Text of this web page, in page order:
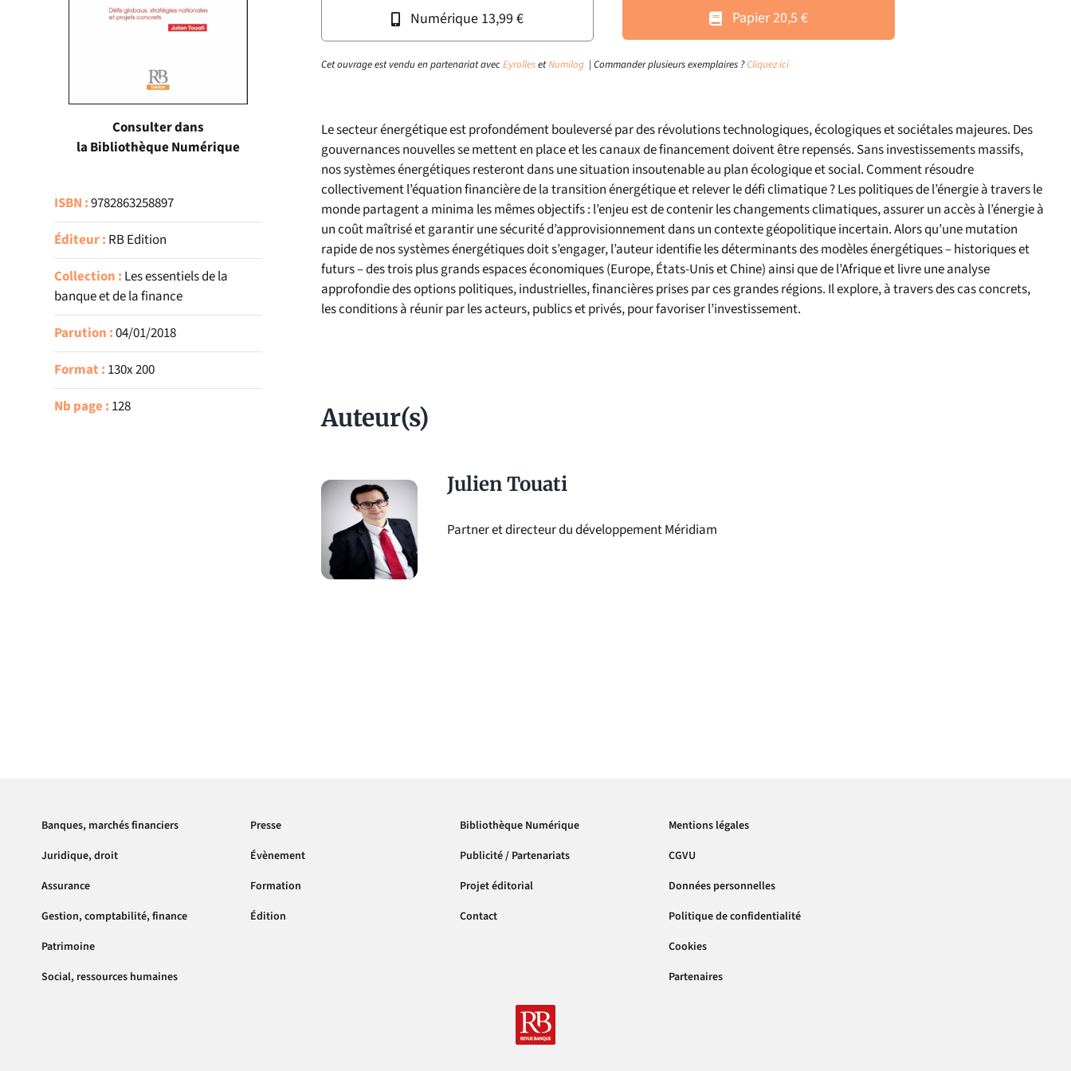
Numérique 13,99 € Papier 20,5 €
Cet ouvrage est vendu en partenariat avecEyrollesetNumilog | Commander plusieurs exemplaires ?Cliquez ici
Le secteur énergétique est profondément bouleversé par des révolutions technologiques, écologiques et sociétales majeures. Des
gouvernances nouvelles se mettent en place et les canaux de financement doivent être repensés. Sans investissements massifs,
nos systèmes énergétiques resteront dans une situation insoutenable au plan écologique et social. Comment résoudre
collectivement l’équation financière de la transition énergétique et relever le défi climatique ? Les politiques de l’énergie à travers le
monde partagent a minima les mêmes objectifs : l’enjeu est de contenir les changements climatiques, assurer un accès à l’énergie à
un coût maîtrisé et garantir une sécurité d’approvisionnement dans un contexte géopolitique incertain. Alors qu’une mutation
rapide de nos systèmes énergétiques doit s’engager, l’auteur identifie les déterminants des modèles énergétiques – historiques et
futurs – des trois plus grands espaces économiques (Europe, États-Unis et Chine) ainsi que de l’Afrique et livre une analyse
approfondie des options politiques, industrielles, financières prises par ces grandes régions. Il explore, à travers des cas concrets,
les conditions à réunir par les acteurs, publics et privés, pour favoriser l’investissement.
Auteur(s)
Julien Touati
Partner et directeur du développement Méridiam
Consulter dans
la Bibliothèque Numérique
ISBN :9782863258897
Éditeur : RB Edition
Collection : Les essentiels de la
banque et de la finance
Parution :04/01/2018
Format : 130x 200
Nb page : 128
Banques, marchés financiers
Juridique, droit
Assurance
Gestion, comptabilité, finance
Patrimoine
Social, ressources humaines
Presse
Évènement
Formation
Édition
Bibliothèque Numérique
Publicité / Partenariats
Projet éditorial
Contact
Mentions légales
CGVU
Données personnelles
Politique de confidentialité
Cookies
Partenaires